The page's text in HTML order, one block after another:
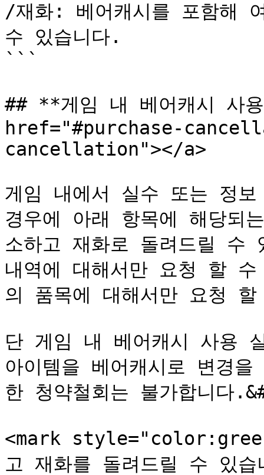
/재화: 베어캐시를 포함해
수 있습니다.
```
## **게임 내 베어캐시 사
href="#purchase-
cancellation"></a>
게임 내에서 실수 또는 정
경우에 아래 항목에 해당
소하고 재화로 돌려드릴 수
내역에 대해서만 요청 할
의 품목에 대해서만 요청
단 게임 내 베어캐시 사용
아이템을 베어캐시로 변경
한 청약철회는 불가합니다
<mark
고 재화를 돌려드릴 수 있